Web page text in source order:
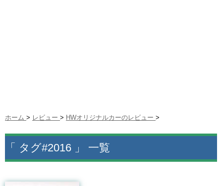
ホーム > レビュー > HWオリジナルカーのレビュー >
「 タグ#2016 」 一覧